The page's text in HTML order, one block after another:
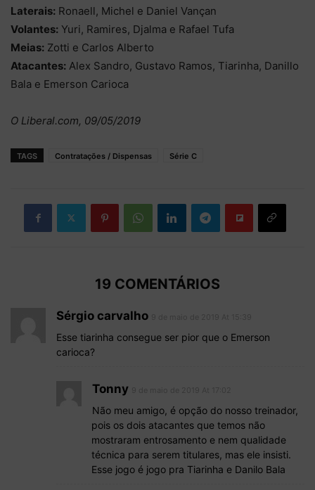
Laterais: Ronaell, Michel e Daniel Vançan
Volantes: Yuri, Ramires, Djalma e Rafael Tufa
Meias: Zotti e Carlos Alberto
Atacantes: Alex Sandro, Gustavo Ramos, Tiarinha, Danillo
Bala e Emerson Carioca
O Liberal.com, 09/05/2019
TAGS Contratações / Dispensas Série C
19 COMENTÁRIOS
Sérgio carvalho
Esse tiarinha consegue ser pior que o Emerson
carioca?
Tonny
Não meu amigo, é opção do nosso treinador,
pois os dois atacantes que temos não
mostraram entrosamento e nem qualidade
técnica para serem titulares, mas ele insisti.
Esse jogo é jogo pra Tiarinha e Danilo Bala